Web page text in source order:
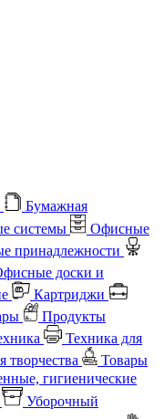
Бумажная
системы
Офисные
принадлежности
доски и
Картриджи
Продукты
Техника для
творчества
Товары
гигиенические
Уборочный